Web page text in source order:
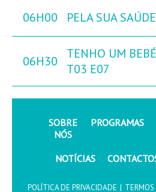
06H00 PELA SUA
06H30
TENHO UM
T03 E07
SOBRE
NÓS
PROGRAMAS
NOTÍCIAS
POLÍTICA DE PRIVACIDADE | TERMOS